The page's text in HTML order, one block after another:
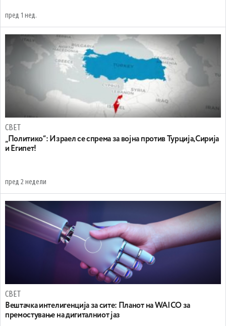
пред 1 нед.
СВЕТ
„Политико“: Израел се спрема за војна против Турција,Сирија
и Египет!
пред 2 недели
СВЕТ
Вештачка интелигенција за сите: Планот на WAICO за
премостување на дигиталниот јаз